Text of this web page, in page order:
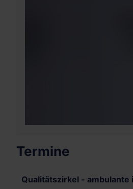
Termine
Qualitätszirkel -